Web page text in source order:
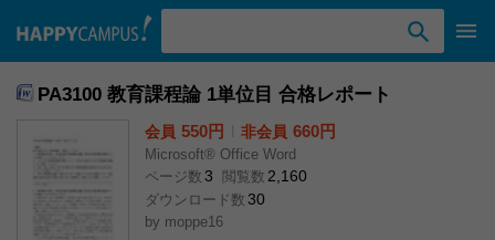
PA3100 教育課程論 1単位目 合格レポート
会員 550円 非会員 660円
Microsoft® Office Word
ページ数 3 閲覧数 2,160
ダウンロード数 30
by moppe16